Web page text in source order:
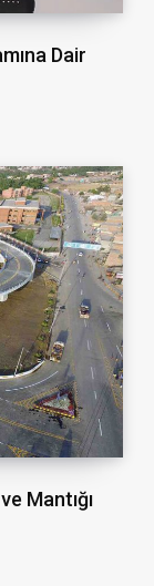
Dair
Mantığı